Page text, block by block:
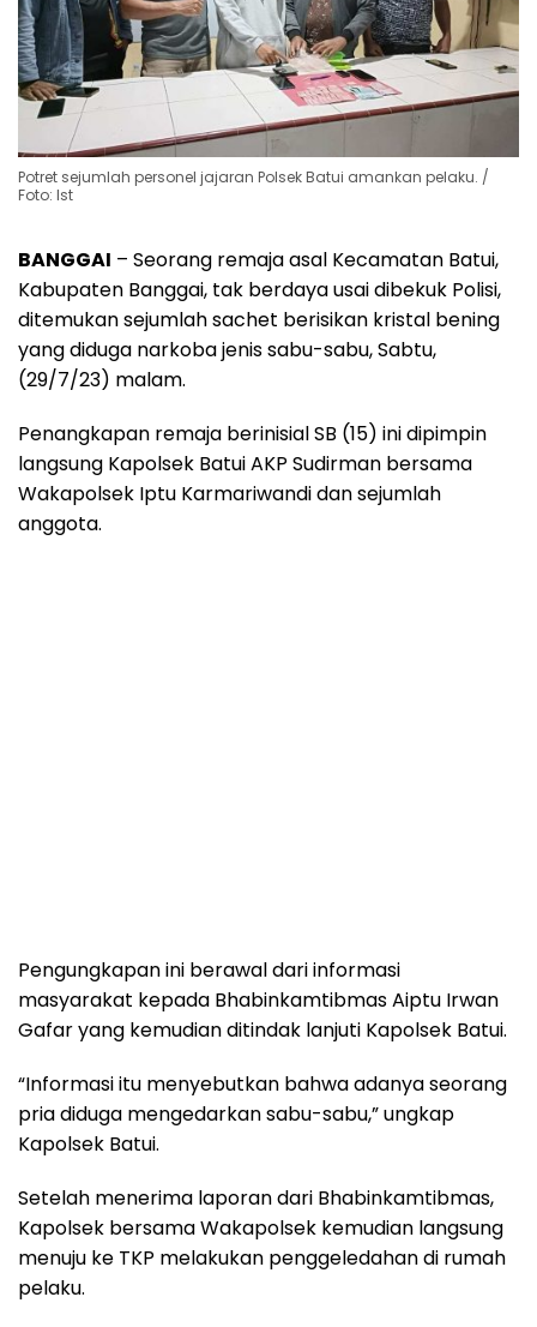
Potret sejumlah personel jajaran Polsek Batui amankan pelaku. /
Foto: Ist
BANGGAI – Seorang remaja asal Kecamatan Batui,
Kabupaten Banggai, tak berdaya usai dibekuk Polisi,
ditemukan sejumlah sachet berisikan kristal bening
yang diduga narkoba jenis sabu-sabu, Sabtu,
(29/7/23) malam.
Penangkapan remaja berinisial SB (15) ini dipimpin
langsung Kapolsek Batui AKP Sudirman bersama
Wakapolsek Iptu Karmariwandi dan sejumlah
anggota.
Pengungkapan ini berawal dari informasi
masyarakat kepada Bhabinkamtibmas Aiptu Irwan
Gafar yang kemudian ditindak lanjuti Kapolsek Batui.
“Informasi itu menyebutkan bahwa adanya seorang
pria diduga mengedarkan sabu-sabu,” ungkap
Kapolsek Batui.
Setelah menerima laporan dari Bhabinkamtibmas,
Kapolsek bersama Wakapolsek kemudian langsung
menuju ke TKP melakukan penggeledahan di rumah
pelaku.